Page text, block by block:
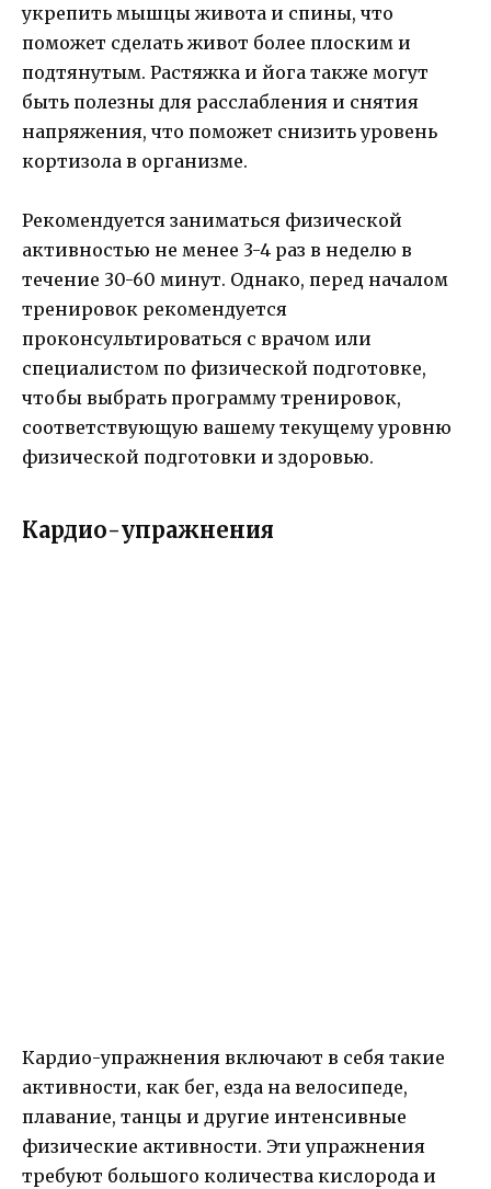
укрепить мышцы живота и спины, что
поможет сделать живот более плоским и
подтянутым. Растяжка и йога также могут
быть полезны для расслабления и снятия
напряжения, что поможет снизить уровень
кортизола в организме.
Рекомендуется заниматься физической
активностью не менее 3-4 раз в неделю в
течение 30-60 минут. Однако, перед началом
тренировок рекомендуется
проконсультироваться с врачом или
специалистом по физической подготовке,
чтобы выбрать программу тренировок,
соответствующую вашему текущему уровню
физической подготовки и здоровью.
Кардио-упражнения
Кардио-упражнения включают в себя такие
активности, как бег, езда на велосипеде,
плавание, танцы и другие интенсивные
физические активности. Эти упражнения
требуют большого количества кислорода и